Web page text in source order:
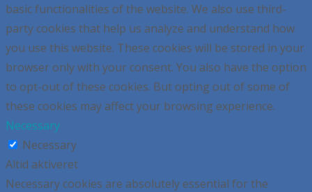
basic functionalities of the website. We also use third-
party cookies that help us analyze and understand how
you use this website. These cookies will be stored in your
browser only with your consent. You also have the option
to opt-out of these cookies. But opting out of some of
these cookies may affect your browsing experience.
Necessary
Necessary
Altid aktiveret
Necessary cookies are absolutely essential for the